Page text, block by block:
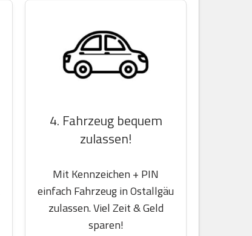
4. Fahrzeug bequem
zulassen!
Mit Kennzeichen + PIN
einfach Fahrzeug in Ostallgäu
zulassen. Viel Zeit & Geld
sparen!